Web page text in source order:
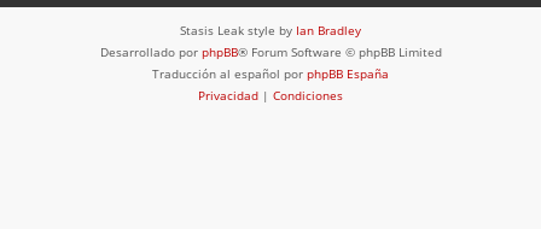
Stasis Leak style by Ian Bradley
Desarrollado por phpBB® Forum Software © phpBB Limited
Traducción al español por phpBB España
Privacidad | Condiciones